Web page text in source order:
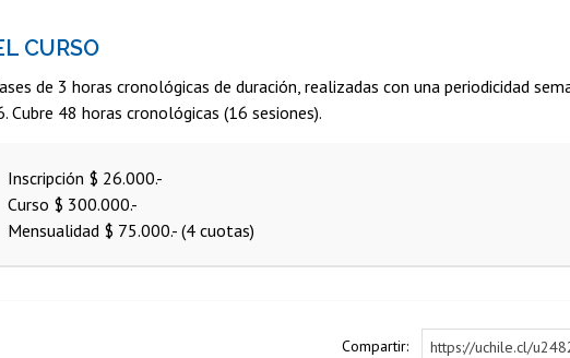
CURSO
de 3 horas cronológicas de duración, realizadas con una periodicidad
Cubre 48 horas cronológicas (16 sesiones).
Inscripción $ 26.000.-
Curso $ 300.000.-
Mensualidad $ 75.000.- (4 cuotas)
Compartir: https://uchile.cl/